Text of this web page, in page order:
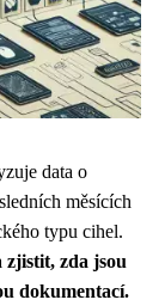
data o
měsících
typu cihel.
zda jsou
dokumentací.